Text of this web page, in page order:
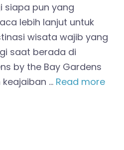
siapa pun yang
lebih lanjut untuk
wisata wajib yang
saat berada di
by the Bay Gardens
… Read more